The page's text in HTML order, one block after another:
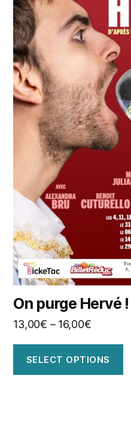
On purge Hervé !
13,00€ – 16,00€
SELECT OPTIONS